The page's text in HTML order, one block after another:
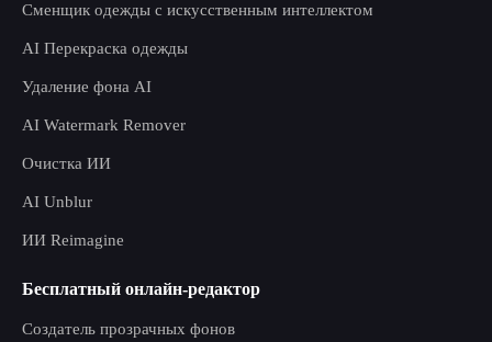
Сменщик одежды с искусственным интеллектом
AI Перекраска одежды
Удаление фона AI
AI Watermark Remover
Очистка ИИ
AI Unblur
ИИ Reimagine
Бесплатный онлайн-редактор
Создатель прозрачных фонов